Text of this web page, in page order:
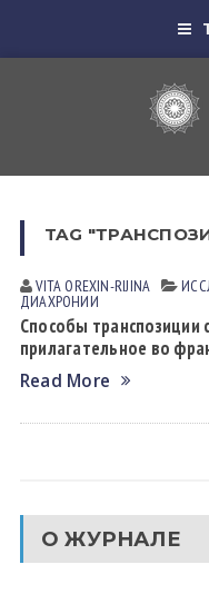
TAG
VITA OREXIN-RIJINА
ДИАХРОНИИ
Способы транспозиции
прилагательное во
Read More
О ЖУРНАЛЕ